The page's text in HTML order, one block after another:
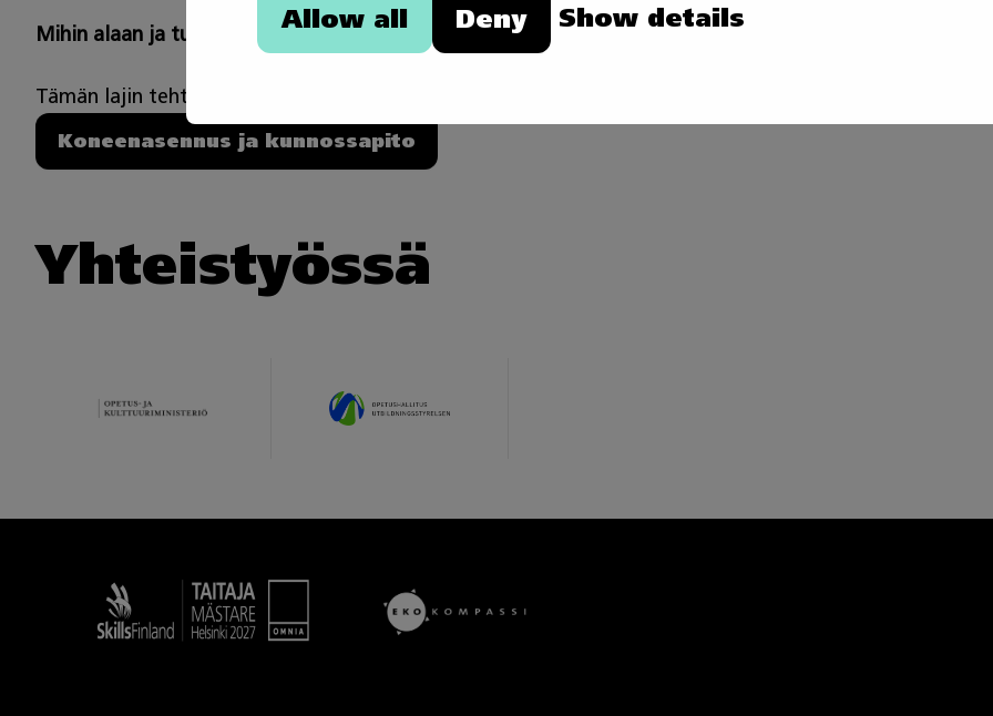
Allow all Deny Show details
Mihin alaan ja tutkintoon lajin tehtävät perustuvat:
Tämän lajin tehtävät perustuvat kone- ja tuotantotekniikan perustutkintoon. Perustutkinnon
Koneenasennus ja kunnossapito
Yhteistyössä
Taitaja